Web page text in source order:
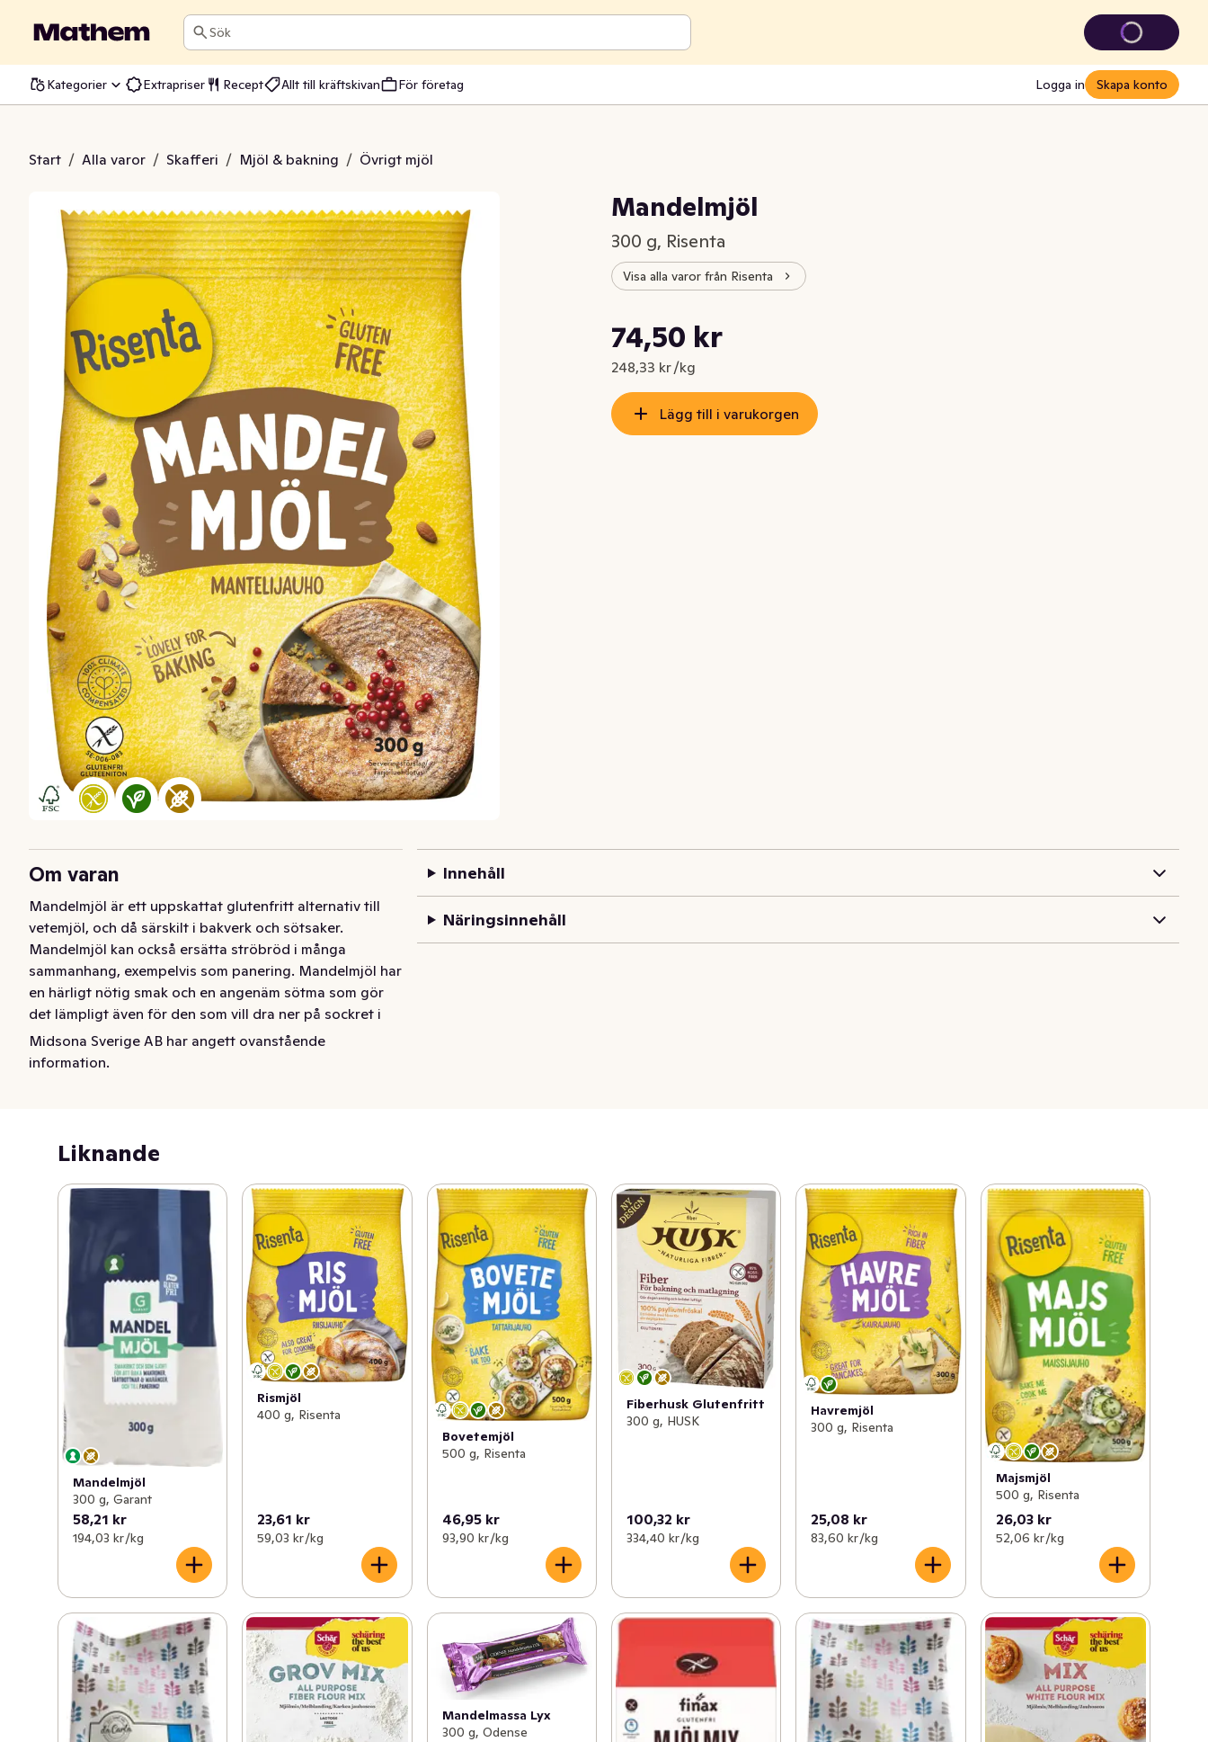
Sök
Kategorier Extrapriser Recept Allt till kräftskivan För företag Logga in Skapa konto
Start / Alla varor / Skafferi / Mjöl & bakning / Övrigt mjöl
Mandelmjöl
300 g, Risenta
Visa alla varor från Risenta
Nuvarande pris är: 74,50 kr
74,50 kr
248,33 kr /kg
Styckpris: 248,33 kr /kg
Lägg till i varukorgen
Om varan
Mandelmjöl är ett uppskattat glutenfritt alternativ till
vetemjöl, och då särskilt i bakverk och sötsaker.
Mandelmjöl kan också ersätta ströbröd i många
sammanhang, exempelvis som panering. Mandelmjöl har
en härligt nötig smak och en angenäm sötma som gör
det lämpligt även för den som vill dra ner på sockret i
tex födelsedagstårtan. Mandelmjöl framställs av
blancherade och malda mandlar med naturligt högt
Midsona Sverige AB har angett ovanstående
information.
Innehåll
Näringsinnehåll
Liknande
Mandelmjöl
300 g, Garant
58,21 kr
194,03 kr /kg
Rismjöl
400 g, Risenta
23,61 kr
59,03 kr /kg
Bovetemjöl
500 g, Risenta
46,95 kr
93,90 kr /kg
Fiberhusk Glutenfritt
300 g, HUSK
100,32 kr
334,40 kr /kg
Havremjöl
300 g, Risenta
25,08 kr
83,60 kr /kg
Majsmjöl
500 g, Risenta
26,03 kr
52,06 kr /kg
Mandelmassa Lyx
300 g, Odense